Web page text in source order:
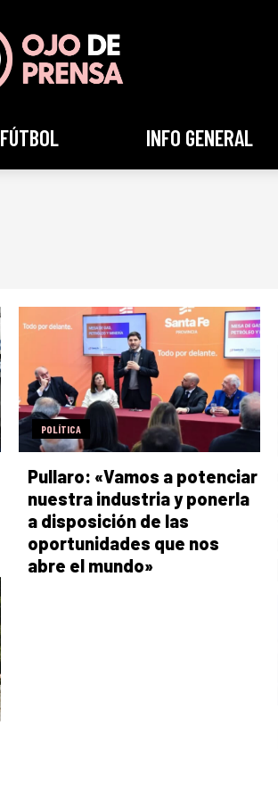
FÚTBOL INFO GENERAL
POLÍTICA
Pullaro: «Vamos a potenciar
nuestra industria y ponerla
a disposición de las
oportunidades que nos
abre el mundo»